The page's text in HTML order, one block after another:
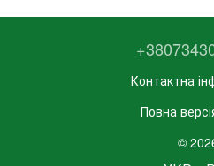
Контактна
Повна
©